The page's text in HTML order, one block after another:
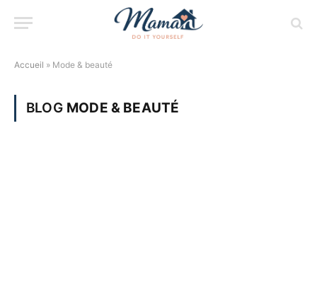
Accueil » Mode & beauté
BLOG MODE & BEAUTÉ